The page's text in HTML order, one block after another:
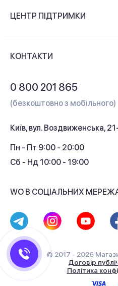
Контакти
ЦЕНТР ПІДТРИМКИ
Кешбек
КОНТАКТИ
0 800 201 865
(безкоштовно з мобільного)
Київ, вул. Воздвиженська,
Пн - Пт 9:00 - 20:00
Сб - Нд 10:00 - 19:00
WO В СОЦІАЛЬНИХ
© 2017 - 2026
Договір
Політика